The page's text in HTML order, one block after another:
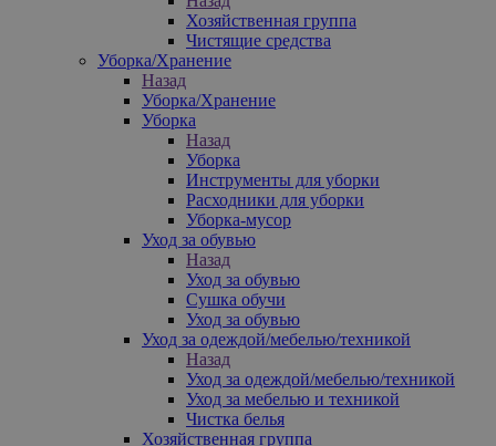
Хозяйственная группа
Чистящие средства
Уборка/Хранение
Назад
Уборка/Хранение
Уборка
Назад
Уборка
Инструменты для уборки
Расходники для уборки
Уборка-мусор
Уход за обувью
Назад
Уход за обувью
Сушка обучи
Уход за обувью
Уход за одеждой/мебелью/техникой
Назад
Уход за одеждой/мебелью/техникой
Уход за мебелью и техникой
Чистка белья
Хозяйственная группа